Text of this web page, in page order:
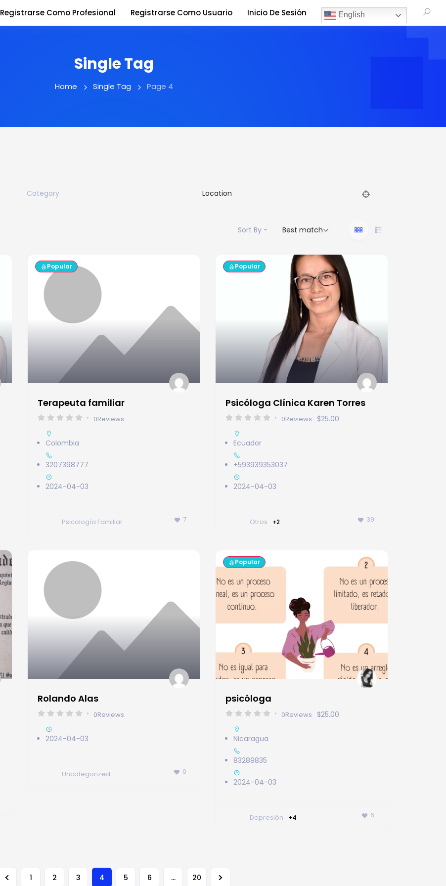
Registrarse Como Profesional Registrarse Como Usuario Inicio De Sesión English
Single Tag
Home Single Tag Page 4
Category Location
Sort By - Best match
Popular
Terapeuta familiar
0Reviews
Colombia
3207398777
2024-04-03
Psicología Familiar 7
Popular
Psicóloga Clínica Karen Torres
0Reviews $25.00
Ecuador
+593939353037
2024-04-03
Otros +2 39
Rolando Alas
0Reviews
2024-04-03
Uncategorized 0
Popular
psicóloga
0Reviews $25.00
Nicaragua
83289835
2024-04-03
Depresión +4 6
1 2 3 4 5 6 … 20